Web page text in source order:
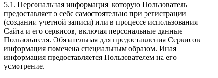
5.1. Персональная информация, которую Пользователь
предоставляет о себе самостоятельно при регистрации
(создании учетной записи) или в процессе использования
Сайта и его сервисов, включая персональные данные
Пользователя. Обязательная для предоставления Сервисов
информация помечена специальным образом. Иная
информация предоставляется Пользователем на его
усмотрение.